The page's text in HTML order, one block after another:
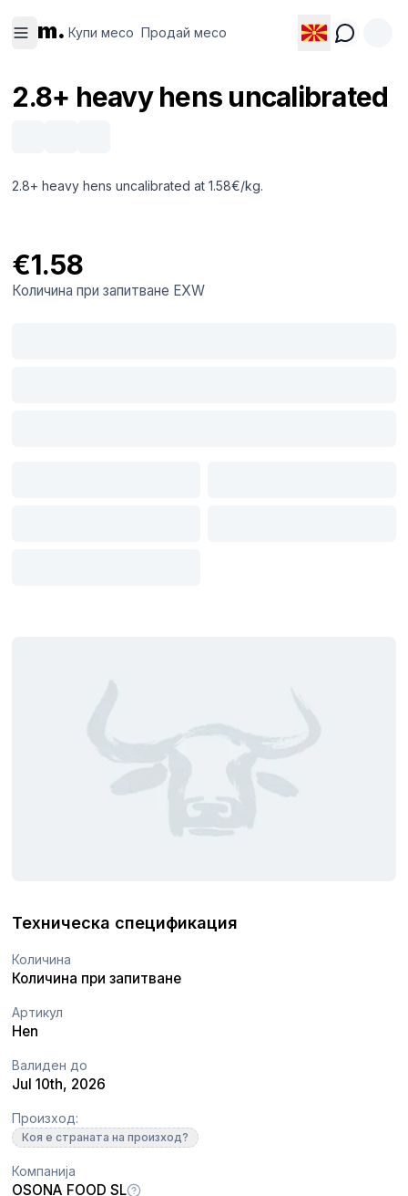
m. Купи месо Продай месо
месо
месо
2.8+ heavy hens uncalibrated
2.8+ heavy hens uncalibrated at 1.58€/kg.
€1.58
Количина при запитване EXW
Техническа спецификация
Количина
Количина при запитване
Артикул
Hen
Валиден до
Jul 10th, 2026
Произход:
Коя е страната на произход?
Компанија
OSONA FOOD SL